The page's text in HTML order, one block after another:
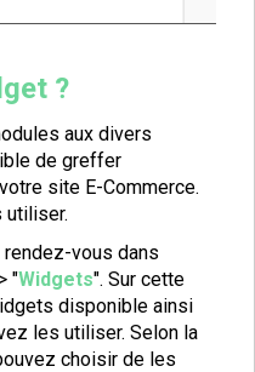
?
aux divers
de greffer
site E-Commerce.
utiliser.
vous dans
"Widgets". Sur cette
disponible ainsi
les utiliser. Selon la
choisir de les